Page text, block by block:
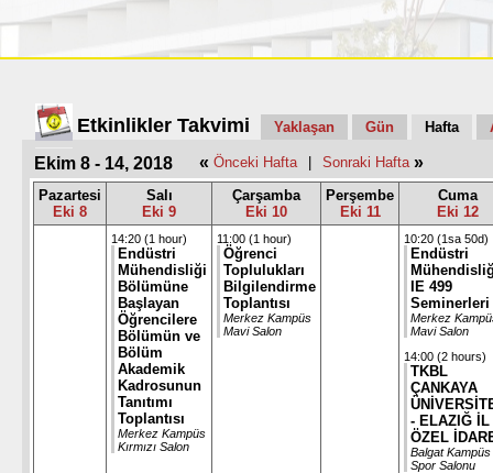
AÇILAN
UZAKTAN
EĞİTİM
KAMPÜSTE
YAŞAM
KÜTÜPHANE
Etkinlikler Takvimi Yaklaşan Gün Hafta
Ekim 8 - 14, 2018 « Önceki Hafta | Sonraki Hafta »
Pazartesi
Eki 8
Salı
Eki 9
Çarşamba
Eki 10
Perşembe
Eki 11
Cuma
Eki 12
14:20 (1 hour)
Endüstri
Mühendisliği
Bölümüne
Başlayan
Öğrencilere
Bölümün ve
Bölüm
Akademik
Kadrosunun
Tanıtımı
Toplantısı
Merkez Kampüs
Kırmızı Salon
11:00 (1 hour)
Öğrenci
Toplulukları
Bilgilendirme
Toplantısı
Merkez Kampüs
Mavi Salon
10:20 (1sa 50d)
Endüstri
IE 499
Seminerleri
Merkez
Mavi Salon
14:00 (2 hours)
TKBL
ÇANKAYA
- ELAZIĞ İL
ÖZEL
Balgat Kampüs
Spor Salonu